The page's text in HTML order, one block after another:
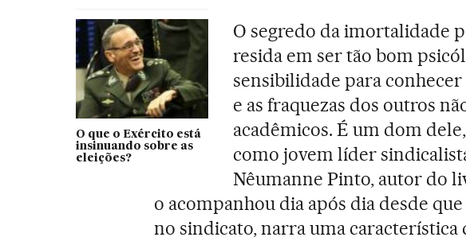
O que o Exército está
insinuando sobre as
eleições?
O segredo da imortalidade
resida em ser tão bom
sensibilidade para
e as fraquezas dos outros
acadêmicos. É um dom
como jovem líder
Nêumanne Pinto, autor do
o acompanhou dia após dia desde
no sindicato, narra uma característica